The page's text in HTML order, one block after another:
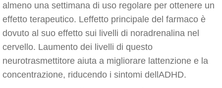
almeno una settimana di uso regolare per ottenere un
effetto terapeutico. Leffetto principale del farmaco è
dovuto al suo effetto sui livelli di noradrenalina nel
cervello. Laumento dei livelli di questo
neurotrasmettitore aiuta a migliorare lattenzione e la
concentrazione, riducendo i sintomi dellADHD.